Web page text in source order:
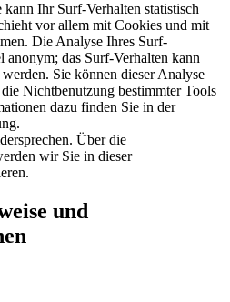
Ihr Surf-Verhalten statistisch
vor allem mit Cookies und mit
Die Analyse Ihres Surf-
anonym; das Surf-Verhalten kann
Sie können dieser Analyse
Nichtbenutzung bestimmter Tools
dazu finden Sie in der
Über die
wir Sie in dieser
und